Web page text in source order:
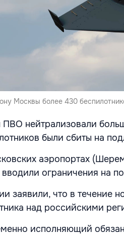
Москвы более 430
нейтрализовали
были сбиты на
аэропортах
ограничения на
заявили, что в течение
над российскими
исполняющий